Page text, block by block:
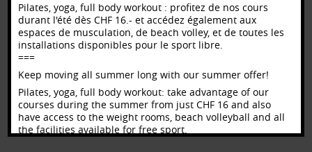
Pilates, yoga, full body workout : profitez de nos cours
durant l'été dès CHF 16.- et accédez également aux
espaces de musculation, de beach volley, et de toutes les
installations disponibles pour le sport libre.
===
Keep moving all summer long with our summer offer!
Pilates, yoga, full body workout: take advantage of our
courses during the summer from just CHF 16 and also
have access to the weight rooms, beach volleyball and all
the facilities available for free sport.